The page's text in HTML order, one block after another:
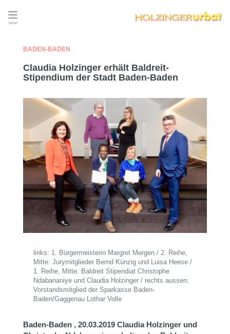
MENÜ
BADEN-BADEN
Claudia Holzinger erhält Baldreit-
Stipendium der Stadt Baden-Baden
links: 1. Bürgermeisterin Margret Mergen / 2. Reihe,
Mitte: Jurymitglieder Bernd Künzig und Luisa Heese /
1. Reihe, Mitte: Baldreit Stipendiat Christophe
Ndabananiye und Claudia Holzinger / rechts aussen:
Vorstandsmitglied der Sparkasse Baden-
Baden/Gaggenau Lothar Volle
Baden-Baden , 20.03.2019 Claudia Holzinger und